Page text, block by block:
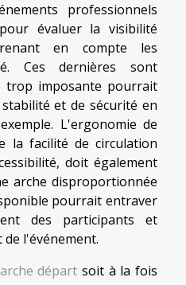
professionnels
évaluer la visibilité
en compte les
Ces dernières sont
trop imposante pourrait
et de sécurité en
L'ergonomie de
la facilité de circulation
doit également
arche disproportionnée
pourrait entraver
des participants et
l'événement.
arche départ soit à la fois